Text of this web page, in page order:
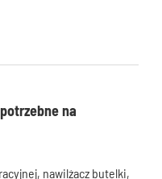
na
nawilżacz butelki,